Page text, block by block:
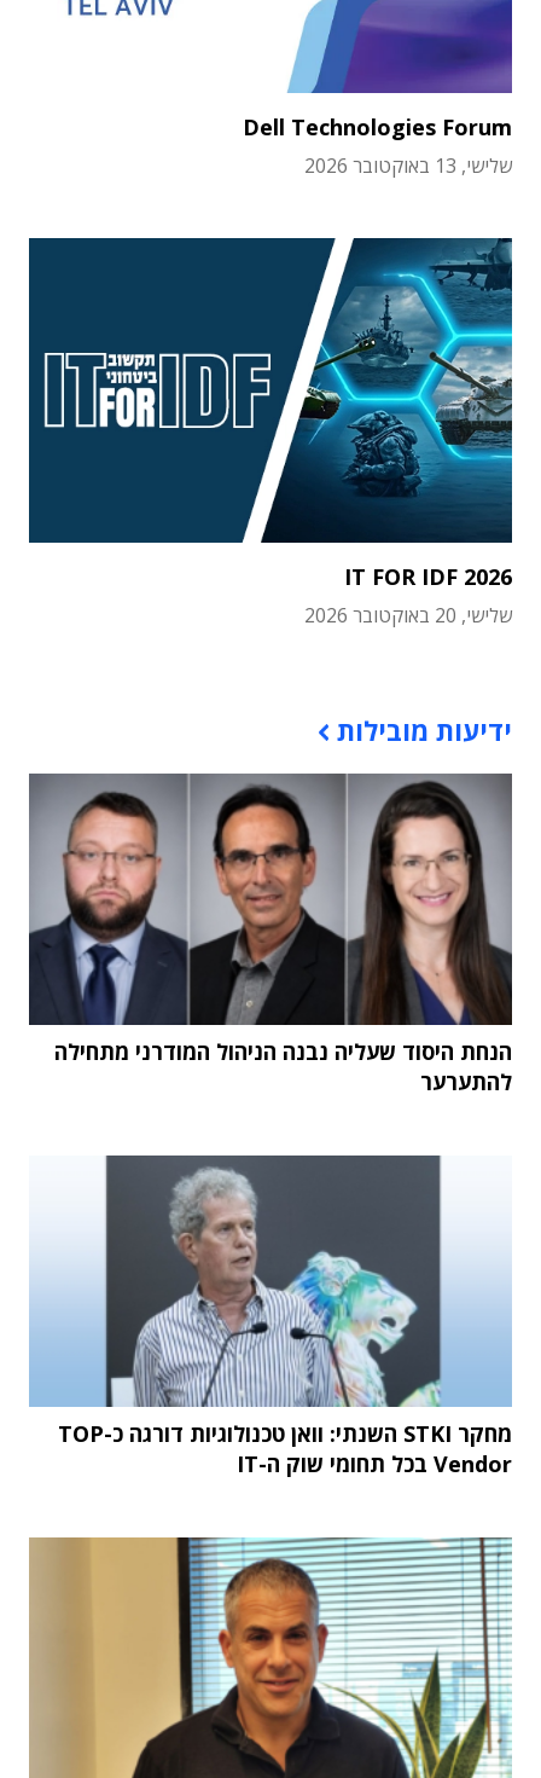
Dell Technologies Forum
שלישי, 13 באוקטובר 2026
IT FOR IDF 2026
שלישי, 20 באוקטובר 2026
ידיעות מובילות
הנחת היסוד שעליה נבנה הניהול המודרני מתחילה
להתערער
מחקר STKI השנתי: וואן טכנולוגיות דורגה כ-TOP
Vendor בכל תחומי שוק ה-IT